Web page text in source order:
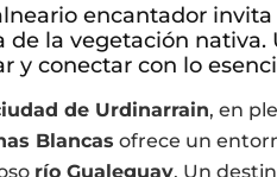
encantador invita
de la vegetación nativa.
y conectar con lo
de Urdinarrain, en
Blancas ofrece un
río Gualeguay. Un